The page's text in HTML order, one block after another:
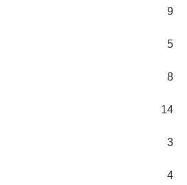
9
5
8
14
3
4